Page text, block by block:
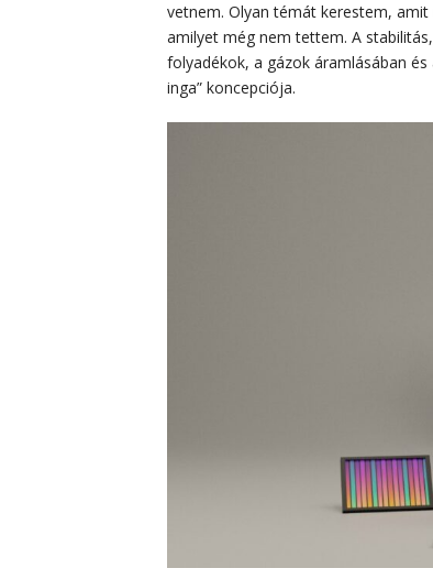
vetnem. Olyan témát kerestem,
amilyet még nem tettem. A
folyadékok, a gázok áramlásában
inga” koncepciója.